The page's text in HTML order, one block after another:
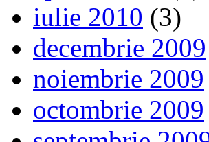
iulie 2010 (3)
decembrie 2009
noiembrie 2009
octombrie 2009